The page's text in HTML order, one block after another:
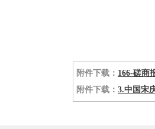
附件下载： 166-磋商
附件下载： 3.中国宋